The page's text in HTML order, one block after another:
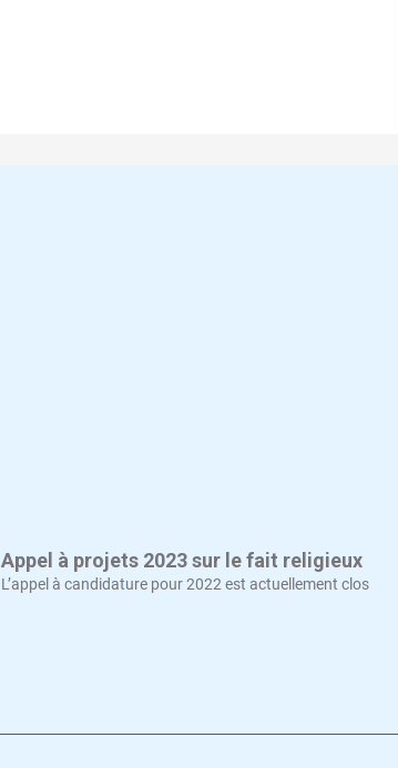
Appel à projets 2023 sur le fait religieux
L’appel à candidature pour 2022 est actuellement clos